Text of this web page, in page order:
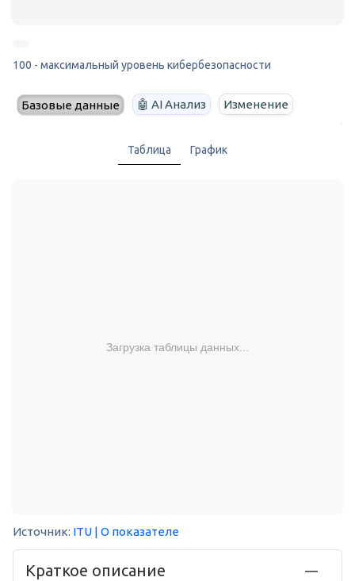
100 - максимальный уровень кибербезопасности
Базовые данные 🤖 AI Анализ Изменение
Таблица График
Загрузка таблицы данных...
Источник: ITU | О показателе
Краткое описание